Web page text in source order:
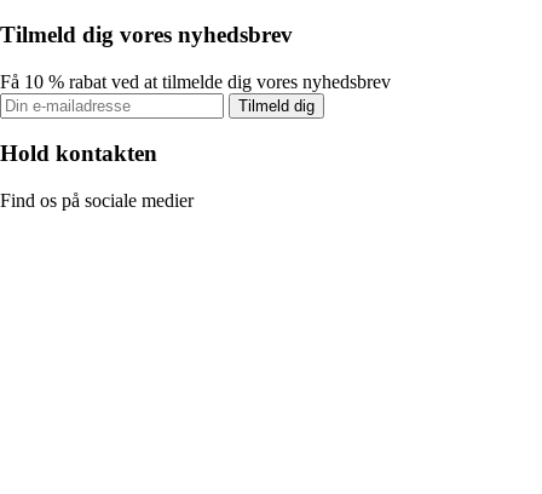
Tilmeld dig vores nyhedsbrev
Få 10 % rabat ved at tilmelde dig vores nyhedsbrev
Tilmeld dig
Hold kontakten
Find os på sociale medier